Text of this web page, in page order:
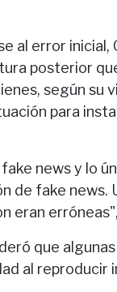
al error inicial,
posterior
según su
para
news y lo
de fake news.
eran
que
al reproducir